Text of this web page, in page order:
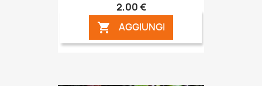
2,00 €
 AGGIUNGI